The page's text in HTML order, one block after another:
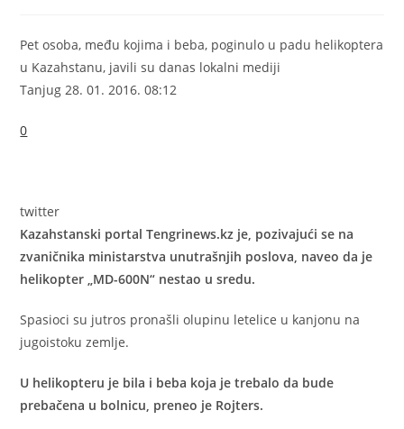
Pet osoba, među kojima i beba, poginulo u padu helikoptera
u Kazahstanu, javili su danas lokalni mediji
Tanjug 28. 01. 2016. 08:12
0
twitter
Kazahstanski portal Tengrinews.kz je, pozivajući se na
zvaničnika ministarstva unutrašnjih poslova, naveo da je
helikopter „MD-600N“ nestao u sredu.
Spasioci su jutros pronašli olupinu letelice u kanjonu na
jugoistoku zemlje.
U helikopteru je bila i beba koja je trebalo da bude
prebačena u bolnicu, preneo je Rojters.